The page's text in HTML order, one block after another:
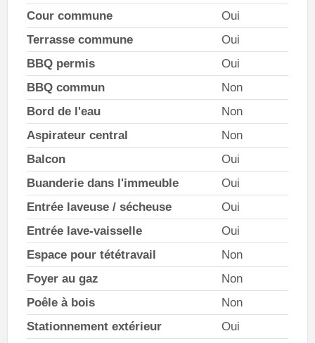
Cour commune
Oui
Terrasse commune
Oui
BBQ permis
Oui
BBQ commun
Non
Bord de l'eau
Non
Aspirateur central
Non
Balcon
Oui
Buanderie dans l'immeuble
Oui
Entrée laveuse / sécheuse
Oui
Entrée lave-vaisselle
Oui
Espace pour tététravail
Non
Foyer au gaz
Non
Poêle à bois
Non
Stationnement extérieur
Oui